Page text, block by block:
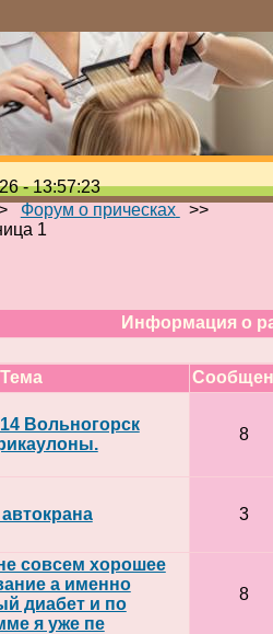
- 13:57:23
Форум о прическах
>>
1
Информация о
Тема
Вольногорск
8
3
совсем хорошее
а именно
диабет и по
я уже пе
8